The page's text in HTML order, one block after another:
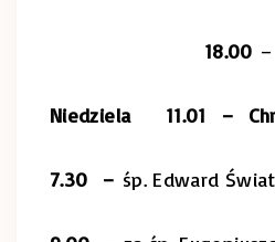
18.00 –
Niedziela 11.01 –
7.30 – śp. Edward